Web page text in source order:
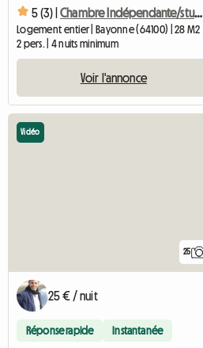
5 (3) | Chambre Indépendante/studio
Logement entier | Bayonne (64100) | 28 M2
2 pers. | 4 nuits minimum
Voir l'annonce
25
Vidéo
25 € / nuit
Réponse rapide Instantanée